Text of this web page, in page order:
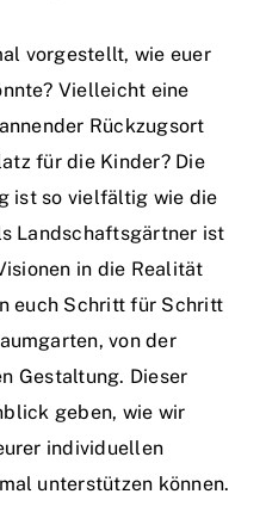
vorgestellt, wie euer
Vielleicht eine
Rückzugsort
für die Kinder? Die
ist so vielfältig wie die
Landschaftsgärtner ist
in die Realität
euch Schritt für Schritt
von der
Gestaltung. Dieser
geben, wie wir
individuellen
unterstützen können.